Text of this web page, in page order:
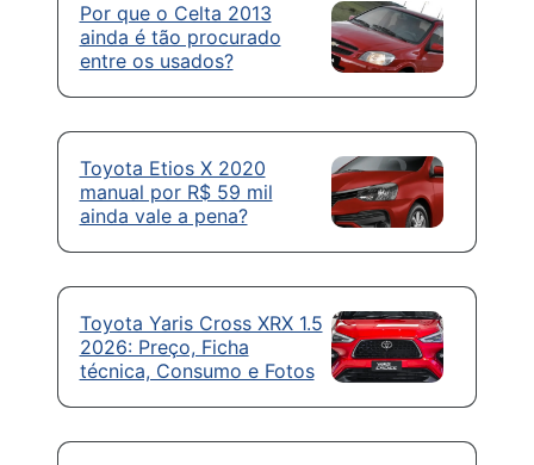
Por que o Celta 2013
ainda é tão procurado
entre os usados?
Toyota Etios X 2020
manual por R$ 59 mil
ainda vale a pena?
Toyota Yaris Cross XRX 1.5
2026: Preço, Ficha
técnica, Consumo e Fotos